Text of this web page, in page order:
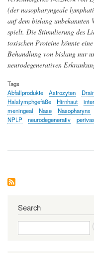
(der nasopharyngeale
auf dem bislang unbekannten
spielt. Die Stimulierung des
toxischen Proteine könnte
Behandlung von bislang nur
neurodegenerativen
Tags
Abfallprodukte
Astrozyten
Halslymphgefäße
Hirnhaut
meningeal
Nase Nasopharynx
NPLP
neurodegenerativ
Search
Search